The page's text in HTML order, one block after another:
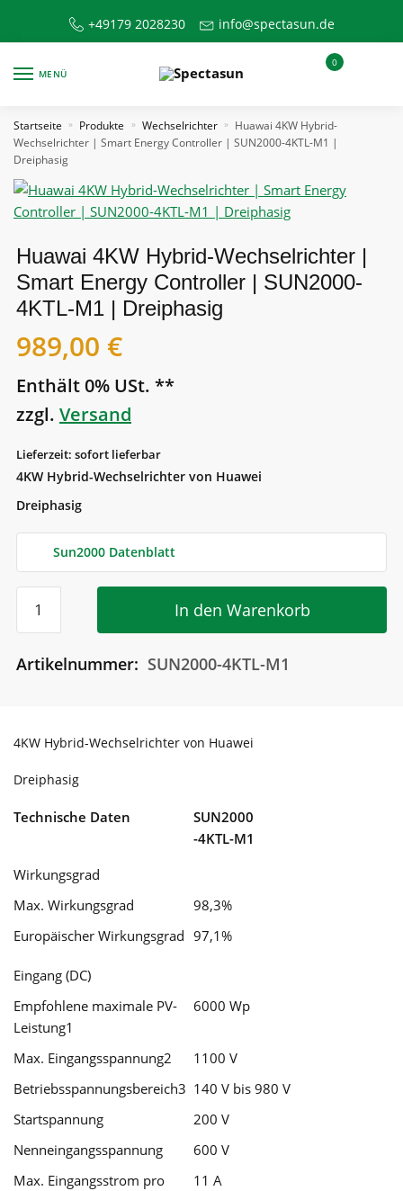
+49179 2028230 info@spectasun.de
MENÜ
0
Startseite » Produkte » Wechselrichter »
Huawai 4KW Hybrid-
Wechselrichter | Smart Energy Controller | SUN2000-4KTL-M1 |
Dreiphasig
Huawai 4KW Hybrid-Wechselrichter |
Smart Energy Controller | SUN2000-
4KTL-M1 | Dreiphasig
989,00 €
Enthält 0% USt. **
zzgl. Versand
Lieferzeit: sofort lieferbar
4KW Hybrid-Wechselrichter von Huawei
Dreiphasig
Sun2000 Datenblatt
Huawai
4KW
Hybrid-
Smart
Energy
|
4KTL-
M1
|
Dreiphasig
Menge
In den Warenkorb
Artikelnummer: SUN2000-4KTL-M1
4KW Hybrid-Wechselrichter von Huawei
Dreiphasig
Technische Daten
SUN2000
-4KTL-M1
Wirkungsgrad
Max. Wirkungsgrad
98,3%
Europäischer Wirkungsgrad 97,1%
Eingang (DC)
Empfohlene maximale PV-
Leistung1
6000 Wp
Max. Eingangsspannung2
1100 V
Betriebsspannungsbereich3 140 V bis 980 V
Startspannung
200 V
Nenneingangsspannung
600 V
Max. Eingangsstrom pro
11 A